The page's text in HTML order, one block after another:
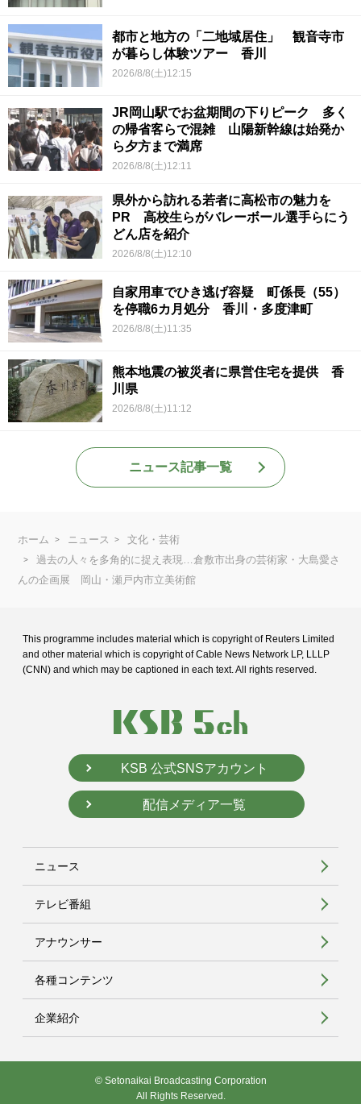
都市と地方の「二地域居住」 観音寺市
が暮らし体験ツアー 香川
2026/8/8(土)12:15
JR岡山駅でお盆期間の下りピーク 多く
の帰省客らで混雑 山陽新幹線は始発か
ら夕方まで満席
2026/8/8(土)12:11
県外から訪れる若者に高松市の魅力を
PR 高校生らがバレーボール選手らにう
どん店を紹介
2026/8/8(土)12:10
自家用車でひき逃げ容疑 町係長（55）
を停職6カ月処分 香川・多度津町
2026/8/8(土)11:35
熊本地震の被災者に県営住宅を提供 香
川県
2026/8/8(土)11:12
ニュース記事一覧
ホーム ニュース
文化・芸術
過去の人々を多角的に捉え表現…倉敷市出身の芸術家・大島愛さ
んの企画展 岡山・瀬戸内市立美術館
This programme includes material which is copyright of Reuters Limited
and other material which is copyright of Cable News Network LP, LLLP
(CNN) and which may be captioned in each text. All rights reserved.
KSB 公式SNSアカウント
配信メディア一覧
ニュース
テレビ番組
アナウンサー
各種コンテンツ
企業紹介
© Setonaikai Broadcasting Corporation
All Rights Reserved.